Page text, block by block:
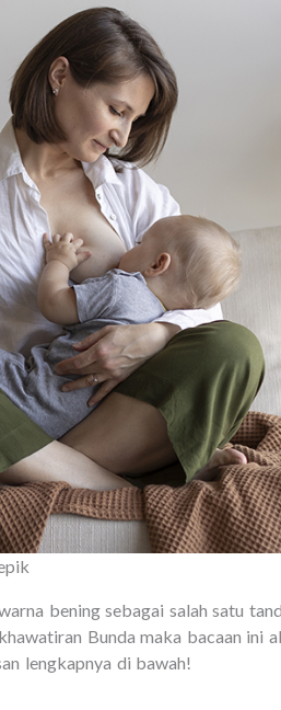
bening sebagai salah satu
Bunda maka bacaan ini
lengkapnya di bawah!